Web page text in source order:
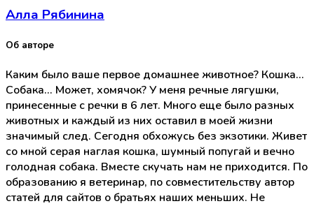
Алла Рябинина
Об авторе
Каким было ваше первое домашнее животное? Кошка...
Собака... Может, хомячок? У меня речные лягушки,
принесенные с речки в 6 лет. Много еще было разных
животных и каждый из них оставил в моей жизни
значимый след. Сегодня обхожусь без экзотики. Живет
со мной серая наглая кошка, шумный попугай и вечно
голодная собака. Вместе скучать нам не приходится. По
образованию я ветеринар, по совместительству автор
статей для сайтов о братьях наших меньших. Не